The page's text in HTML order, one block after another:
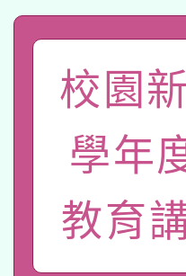
礎課程
A3數位
「數位
pilot」
有關大
薪期間
轉知經
業技術
115年8
2026年
校園
學年
教育